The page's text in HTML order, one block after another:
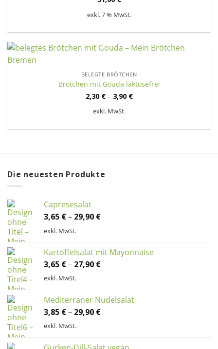
exkl. 7 % MwSt.
BELEGTE BRÖTCHEN
Brötchen mit Gouda laktosefrei
2,30 €– 3,90 €
exkl. MwSt.
Die neuesten Produkte
Capresesalat
3,65 €– 29,90 €
exkl. MwSt.
Kartoffelsalat mit Mayonnaise
3,65 €– 27,90 €
exkl. MwSt.
Mediterraner Nudelsalat
3,85 €– 29,90 €
exkl. MwSt.